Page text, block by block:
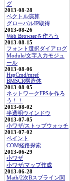
グ
2013-08-28
ベクトル演算
グローバルIP取得
2013-08-26
Web Browserを作ろう
2013-08-15
フォント選択ダイアログ
Module/文字入力モジュ
ール
2013-08-06
HspCmd/mref
BMSCR構造体
2013-08-05
ネットワークFPSを作ろ
う！！
2013-08-02
半透明ウインドウ
2013-07-05
小ワザ/ストップウォッチ
2013-07-02
ペイント
COM経路探索
2013-06-29
小ワザ
小ワザ/マップ作成
2013-06-28
Math/2次Bスプライン関